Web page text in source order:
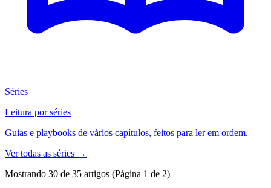
Séries
Leitura por séries
Guias e playbooks de vários capítulos, feitos para ler em ordem.
Ver todas as séries →
Mostrando 30 de 35 artigos (Página 1 de 2)